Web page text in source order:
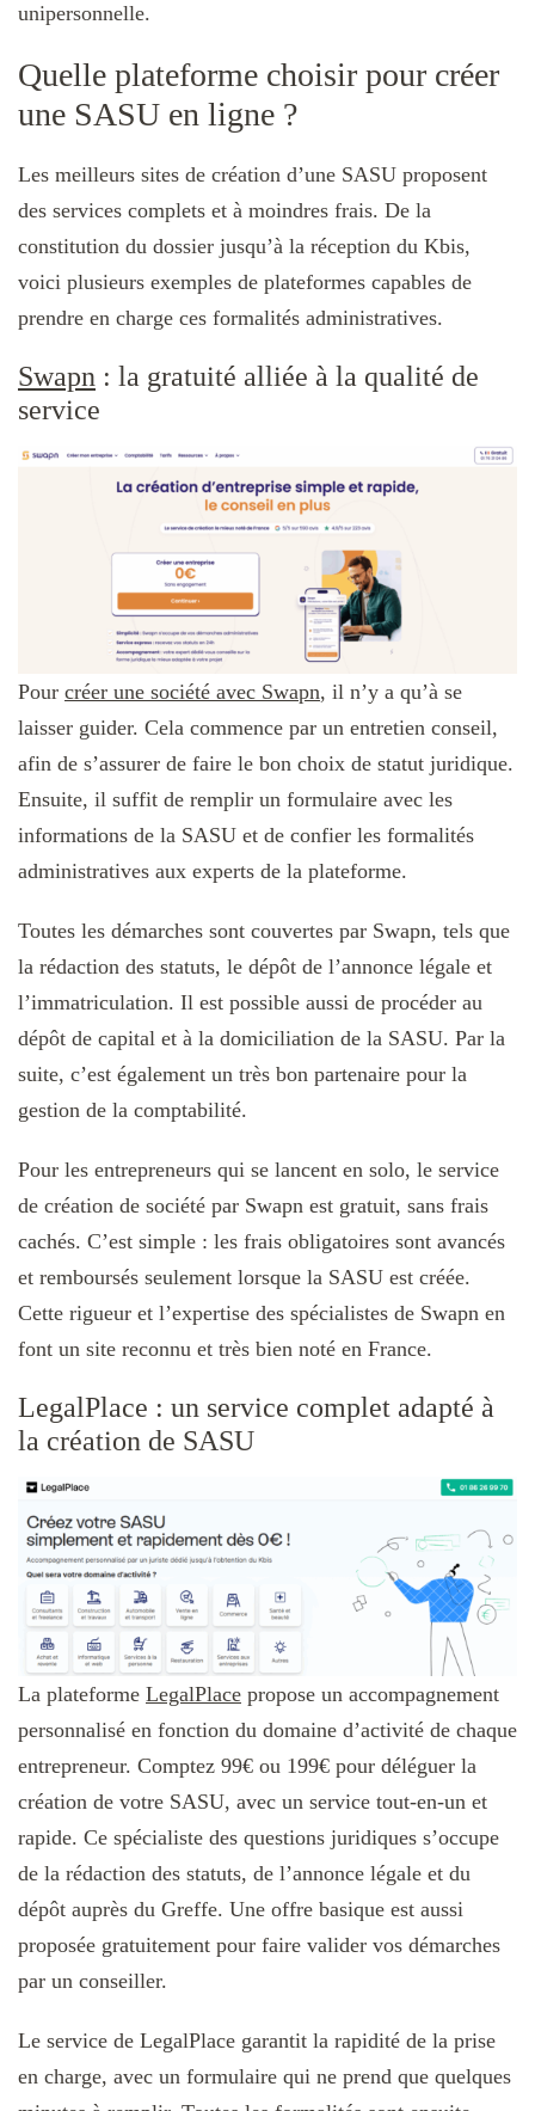
unipersonnelle.
Quelle plateforme choisir pour créer
une SASU en ligne ?
Les meilleurs sites de création d’une SASU proposent
des services complets et à moindres frais. De la
constitution du dossier jusqu’à la réception du Kbis,
voici plusieurs exemples de plateformes capables de
prendre en charge ces formalités administratives.
Swapn : la gratuité alliée à la qualité de
service
Pour créer une société avec Swapn, il n’y a qu’à se
laisser guider. Cela commence par un entretien conseil,
afin de s’assurer de faire le bon choix de statut juridique.
Ensuite, il suffit de remplir un formulaire avec les
informations de la SASU et de confier les formalités
administratives aux experts de la plateforme.
Toutes les démarches sont couvertes par Swapn, tels que
la rédaction des statuts, le dépôt de l’annonce légale et
l’immatriculation. Il est possible aussi de procéder au
dépôt de capital et à la domiciliation de la SASU. Par la
suite, c’est également un très bon partenaire pour la
gestion de la comptabilité.
Pour les entrepreneurs qui se lancent en solo, le service
de création de société par Swapn est gratuit, sans frais
cachés. C’est simple : les frais obligatoires sont avancés
et remboursés seulement lorsque la SASU est créée.
Cette rigueur et l’expertise des spécialistes de Swapn en
font un site reconnu et très bien noté en France.
LegalPlace : un service complet adapté à
la création de SASU
La plateforme LegalPlace propose un accompagnement
personnalisé en fonction du domaine d’activité de chaque
entrepreneur. Comptez 99€ ou 199€ pour déléguer la
création de votre SASU, avec un service tout-en-un et
rapide. Ce spécialiste des questions juridiques s’occupe
de la rédaction des statuts, de l’annonce légale et du
dépôt auprès du Greffe. Une offre basique est aussi
proposée gratuitement pour faire valider vos démarches
par un conseiller.
Le service de LegalPlace garantit la rapidité de la prise
en charge, avec un formulaire qui ne prend que quelques